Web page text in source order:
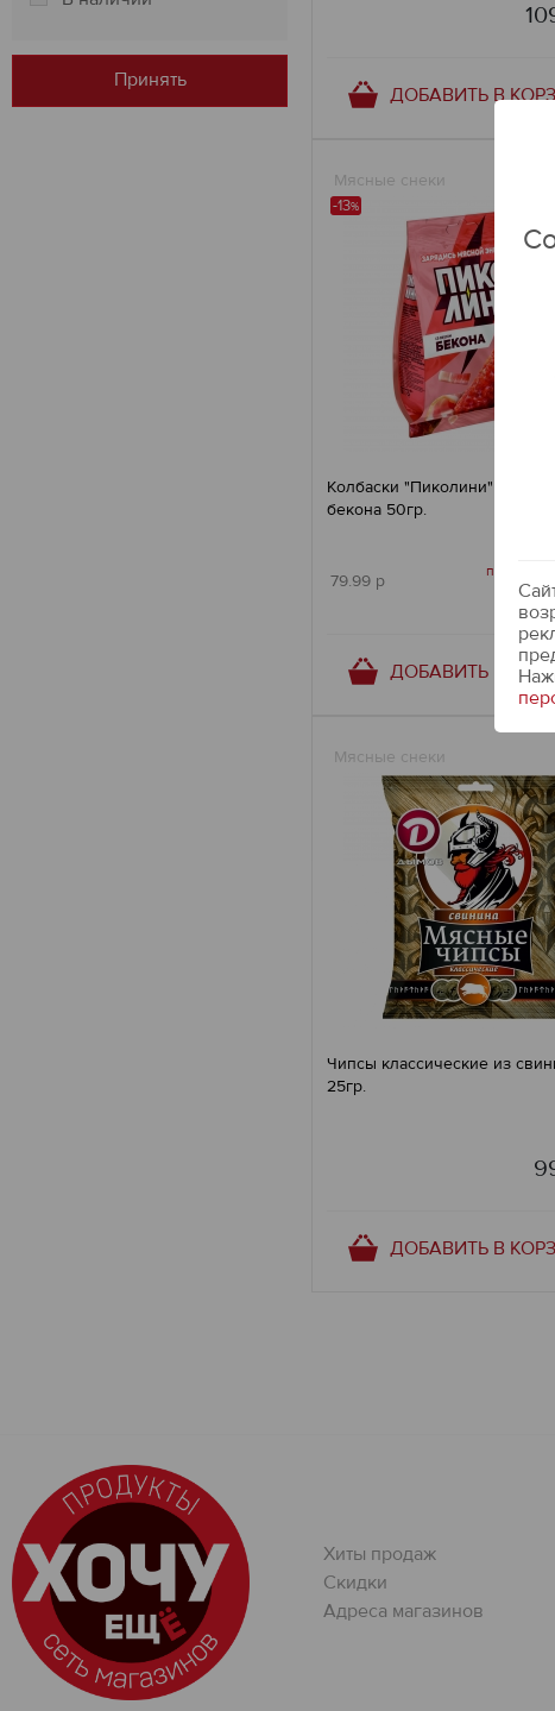
Принять
ДОБАВИТЬ В
Мясные снеки
-13%
Колбаски "Пиколини" со
бекона 50гр.
79.99 р по
ДОБАВИТЬ В
Мясные снеки
Чипсы классические из
25гр.
ДОБАВИТЬ В
Хиты продаж
Скидки
Адреса магазинов